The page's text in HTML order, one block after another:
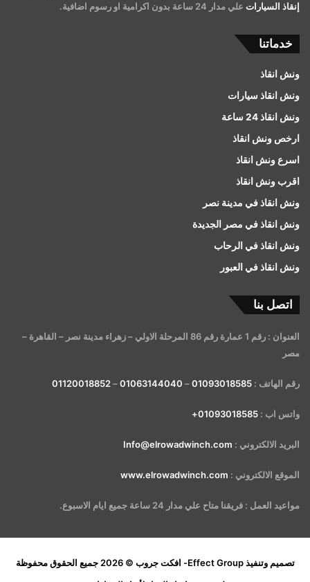
إنقاذ السيارات علي مدار 24 ساعة بدون اكرامية او رسوم اضافية.
خدماتنا
ونش انقاذ
ونش انقاذ سيارات
ونش انقاذ 24 ساعة
ارخص ونش انقاذ
اسرع ونش انقاذ
اقرب ونش انقاذ
ونش انقاذ في مدينة نصر
ونش انقاذ في مصر الجديدة
ونش انقاذ في الرحاب
ونش انقاذ في العبور
اتصل بنا
العنوان : رقم 1 عمارة رقم 86 المرحلة الاولي – زهراء مدينة نصر – القاهرة –
مصر
رقم الهاتف : 01093018585
–
01063144040
–
01120018852
واتس اب : 01093018585+
البريد الالكتروني : Info@elrowadwinch.com
الموقع الالكتروني : www.elrowadwinch.com
مواعيد العمل : فريقنا متاح علي مدار 24 ساعة جميع ايام الاسبوع.
تصميم وتنفيذEffect Group- افكت جروب
© 2026 جميع الحقوق محفوظة